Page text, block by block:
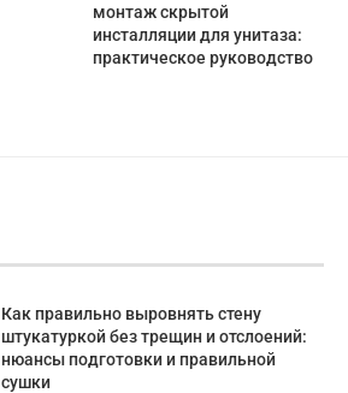
монтаж скрытой
инсталляции для унитаза:
практическое руководство
Как правильно выровнять стену
штукатуркой без трещин и отслоений:
нюансы подготовки и правильной
сушки